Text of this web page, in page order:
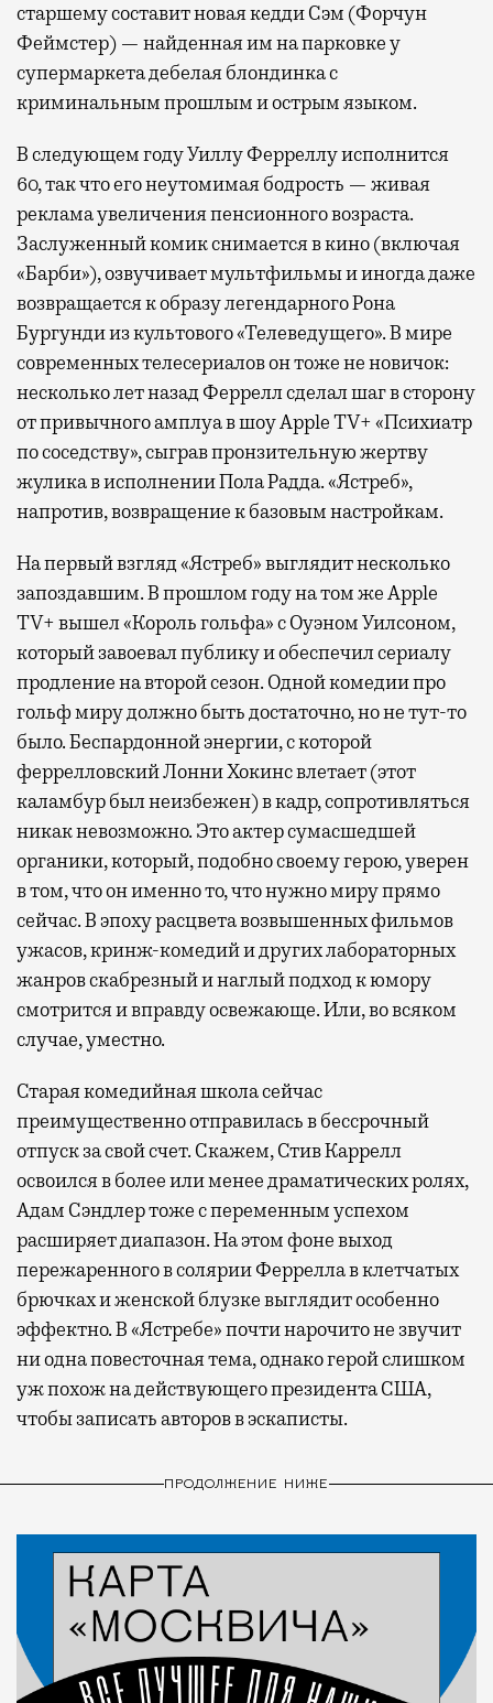
старшему составит новая кедди Сэм (Форчун
Феймстер) — найденная им на парковке у
супермаркета дебелая блондинка с
криминальным прошлым и острым языком.
В следующем году Уиллу Ферреллу исполнится
60, так что его неутомимая бодрость — живая
реклама увеличения пенсионного возраста.
Заслуженный комик снимается в кино (включая
«Барби»), озвучивает мультфильмы и иногда даже
возвращается к образу легендарного Рона
Бургунди из культового «Телеведущего». В мире
современных телесериалов он тоже не новичок:
несколько лет назад Феррелл сделал шаг в сторону
от привычного амплуа в шоу Apple TV+ «Психиатр
по соседству», сыграв пронзительную жертву
жулика в исполнении Пола Радда. «Ястреб»,
напротив, возвращение к базовым настройкам.
На первый взгляд «Ястреб» выглядит несколько
запоздавшим. В прошлом году на том же Apple
TV+ вышел «Король гольфа» с Оуэном Уилсоном,
который завоевал публику и обеспечил сериалу
продление на второй сезон. Одной комедии про
гольф миру должно быть достаточно, но не тут-то
было. Беспардонной энергии, с которой
феррелловский Лонни Хокинс влетает (этот
каламбур был неизбежен) в кадр, сопротивляться
никак невозможно. Это актер сумасшедшей
органики, который, подобно своему герою, уверен
в том, что он именно то, что нужно миру прямо
сейчас. В эпоху расцвета возвышенных фильмов
ужасов, кринж-комедий и других лабораторных
жанров скабрезный и наглый подход к юмору
смотрится и вправду освежающе. Или, во всяком
случае, уместно.
Старая комедийная школа сейчас
преимущественно отправилась в бессрочный
отпуск за свой счет. Скажем, Стив Каррелл
освоился в более или менее драматических ролях,
Адам Сэндлер тоже с переменным успехом
расширяет диапазон. На этом фоне выход
пережаренного в солярии Феррелла в клетчатых
брючках и женской блузке выглядит особенно
эффектно. В «Ястребе» почти нарочито не звучит
ни одна повесточная тема, однако герой слишком
уж похож на действующего президента США,
чтобы записать авторов в эскаписты.
ПРОДОЛЖЕНИЕ НИЖЕ